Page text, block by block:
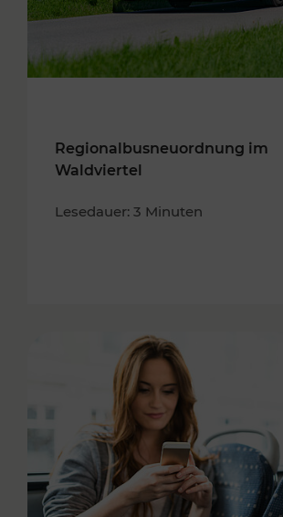
Regionalbusneuordnung im
Waldviertel
Lesedauer: 3 Minuten